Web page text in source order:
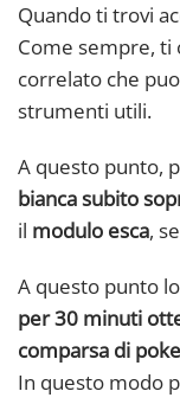
Quando ti trovi
Come sempre,
correlato che
strumenti utili.
A questo punto,
bianca subito
il modulo esca,
A questo punto
per 30 minuti
comparsa di
In questo modo